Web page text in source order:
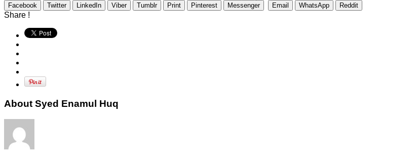
Facebook Twitter LinkedIn Viber Tumblr Print Pinterest Messenger Email WhatsApp Reddit
Share !
About Syed Enamul Huq